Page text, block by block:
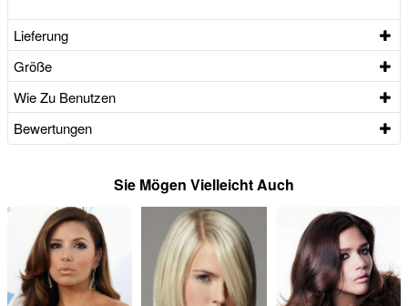
Lieferung
Größe
Wie Zu Benutzen
Bewertungen
Sie Mögen Vielleicht Auch